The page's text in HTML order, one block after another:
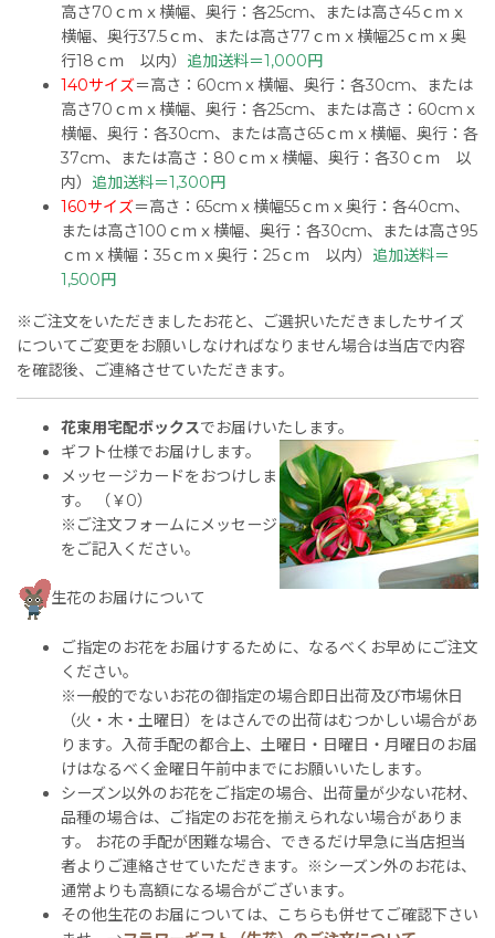
高さ70ｃｍｘ横幅、奥行：各25cm、または高さ45ｃｍｘ
横幅、奥行37.5ｃｍ、または高さ77ｃｍｘ横幅25ｃｍｘ奥
行18ｃｍ 以内） 追加送料＝1,000円
140サイズ＝高さ：60cmｘ横幅、奥行：各30cm、または
高さ70ｃｍｘ横幅、奥行：各25cm、または高さ：60cmｘ
横幅、奥行：各30cm、または高さ65ｃｍｘ横幅、奥行：各
37cm、または高さ：80ｃｍｘ横幅、奥行：各30ｃｍ 以
内） 追加送料＝1,300円
160サイズ＝高さ：65cmｘ横幅55ｃｍｘ奥行：各40cm、
または高さ100ｃｍｘ横幅、奥行：各30cm、または高さ95
ｃｍｘ横幅：35ｃｍｘ奥行：25ｃｍ 以内） 追加送料＝
1,500円
※ご注文をいただきましたお花と、ご選択いただきましたサイズ
についてご変更をお願いしなければなりません場合は当店で内容
を確認後、ご連絡させていただきます。
花束用宅配ボックスでお届けいたします。
ギフト仕様でお届けします。
メッセージカードをおつけしま
す。 （￥0）
※ご注文フォームにメッセージ
をご記入ください。
生花のお届けについて
ご指定のお花をお届けするために、なるべくお早めにご注文
ください。
※一般的でないお花の御指定の場合即日出荷及び市場休日
（火・木・土曜日）をはさんでの出荷はむつかしい場合があ
ります。入荷手配の都合上、土曜日・日曜日・月曜日のお届
けはなるべく金曜日午前中までにお願いいたします。
シーズン以外のお花をご指定の場合、出荷量が少ない花材、
品種の場合は、ご指定のお花を揃えられない場合がありま
す。 お花の手配が困難な場合、できるだけ早急に当店担当
者よりご連絡させていただきます。※シーズン外のお花は、
通常よりも高額になる場合がございます。
その他生花のお届については、こちらも併せてご確認下さい